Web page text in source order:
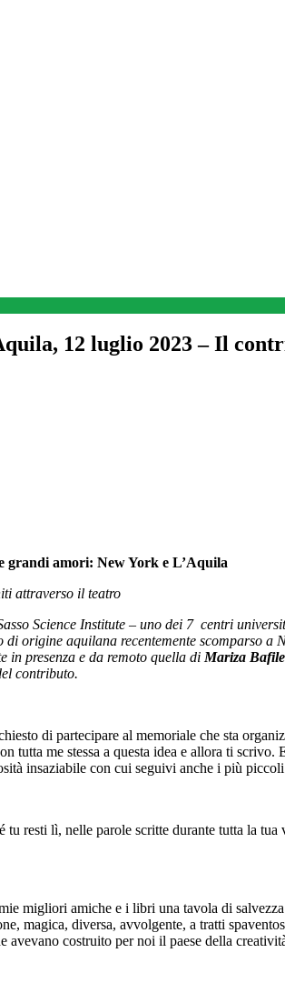
12 luglio 2023 – Il
grandi amori: New York e L’Aquila
attraverso il teatro
Science Institute – uno dei 7 centri
origine aquilana recentemente scomparso a
in presenza e da remoto quella di Mariza Bafile
contributo.
di partecipare al memoriale che sta
tutta me stessa a questa idea e allora ti
insaziabile con cui seguivi anche i più
tu resti lì, nelle parole scritte durante tutta la
migliori amiche e i libri una tavola di
magica, diversa, avvolgente, a tratti
costruito per noi il paese della